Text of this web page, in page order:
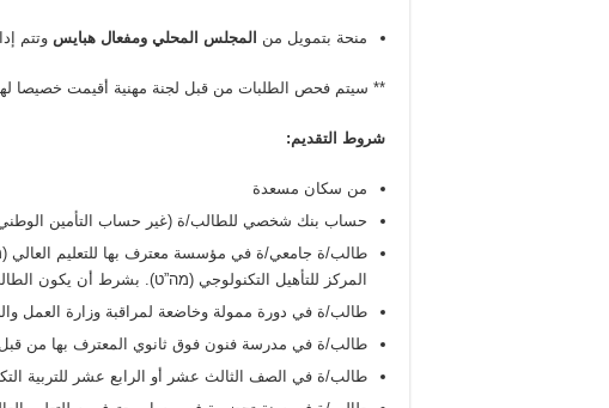
منحة بتمويل من المجلس المحلي ومفعال هبايس وتتم
** سيتم فحص الطلبات من قبل لجنة مهنية أقيمت خصيصا
شروط التقديم:
من سكان مسعدة
حساب بنك شخصي للطالب/ة (غير حساب التأمين
طالب/ة جامعي/ة في مؤسسة معترف بها للتعليم العالي
المركز للتأهيل التكنولوجي (מה”ט). بشرط أن يكون
طالب/ة في دورة ممولة وخاضعة لمراقبة وزارة العمل
طالب/ة في مدرسة فنون فوق ثانوي المعترف بها من قبل
طالب/ة في الصف الثالث عشر أو الرابع عشر للتربية